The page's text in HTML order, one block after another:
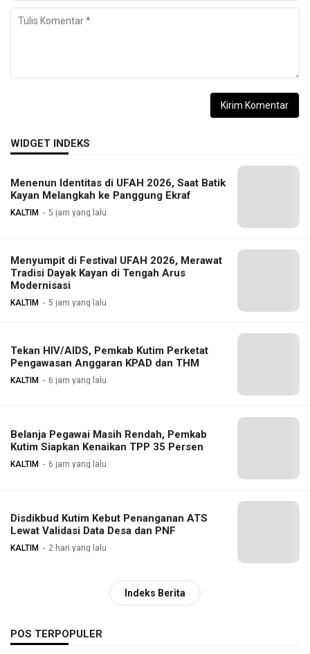
WIDGET INDEKS
Menenun Identitas di UFAH 2026, Saat Batik
Kayan Melangkah ke Panggung Ekraf
KALTIM 5 jam yang lalu
Menyumpit di Festival UFAH 2026, Merawat
Tradisi Dayak Kayan di Tengah Arus
Modernisasi
KALTIM 5 jam yang lalu
Tekan HIV/AIDS, Pemkab Kutim Perketat
Pengawasan Anggaran KPAD dan THM
KALTIM 6 jam yang lalu
Belanja Pegawai Masih Rendah, Pemkab
Kutim Siapkan Kenaikan TPP 35 Persen
KALTIM 6 jam yang lalu
Disdikbud Kutim Kebut Penanganan ATS
Lewat Validasi Data Desa dan PNF
KALTIM 2 hari yang lalu
Indeks Berita
POS TERPOPULER